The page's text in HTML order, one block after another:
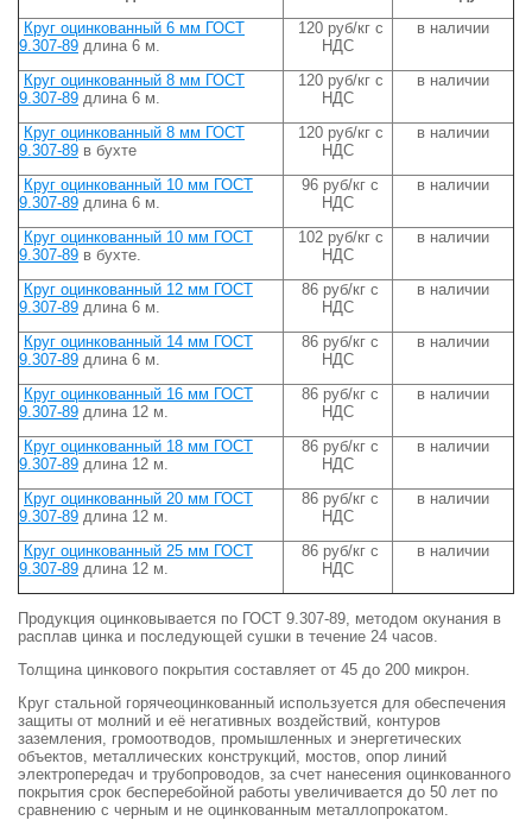
Круг оцинкованный 6 мм ГОСТ
9.307-89 длина 6 м.
120 руб/кг с
НДС
в наличии
Круг оцинкованный 8 мм ГОСТ
9.307-89 длина 6 м.
120 руб/кг с
НДС
в наличии
Круг оцинкованный 8 мм ГОСТ
9.307-89 в бухте
120 руб/кг с
НДС
в наличии
Круг оцинкованный 10 мм ГОСТ
9.307-89 длина 6 м.
96 руб/кг с
НДС
в наличии
Круг оцинкованный 10 мм ГОСТ
9.307-89 в бухте.
102 руб/кг с
НДС
в наличии
Круг оцинкованный 12 мм ГОСТ
9.307-89 длина 6 м.
86 руб/кг с
НДС
в наличии
Круг оцинкованный 14 мм ГОСТ
9.307-89 длина 6 м.
86 руб/кг с
НДС
в наличии
Круг оцинкованный 16 мм ГОСТ
9.307-89 длина 12 м.
86 руб/кг с
НДС
в наличии
Круг оцинкованный 18 мм ГОСТ
9.307-89 длина 12 м.
86 руб/кг с
НДС
в наличии
Круг оцинкованный 20 мм ГОСТ
9.307-89 длина 12 м.
86 руб/кг с
НДС
в наличии
Круг оцинкованный 25 мм ГОСТ
9.307-89 длина 12 м.
86 руб/кг с
НДС
в наличии
Продукция оцинковывается по ГОСТ 9.307-89, методом окунания в
расплав цинка и последующей сушки в течение 24 часов.
Толщина цинкового покрытия составляет от 45 до 200 микрон.
Круг стальной горячеоцинкованный используется для обеспечения
защиты от молний и её негативных воздействий, контуров
заземления, громоотводов, промышленных и энергетических
объектов, металлических конструкций, мостов, опор линий
электропередач и трубопроводов, за счет нанесения оцинкованного
покрытия срок бесперебойной работы увеличивается до 50 лет по
сравнению с черным и не оцинкованным металлопрокатом.